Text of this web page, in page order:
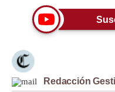
Viajes
Moda
Estilos
Mundo Redacción